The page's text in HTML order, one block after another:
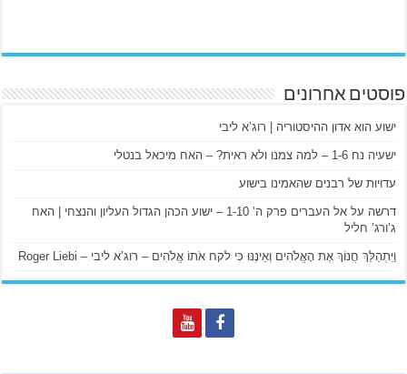
פוסטים אחרונים
ישוע הוא אדון ההיסטוריה | רוג’א ליבי
ישעיה נח 1-6 – למה צמנו ולא ראית? – האח מיכאל בנטלי
עדויות של רבנים שהאמינו בישוע
דרשה על אל העברים פרק ה’ 1-10 – ישוע הכהן הגדול העליון והנצחי | האח
ג’ורג’ חליל
וַיִּתְהַלֵּךְ חֲנוֹךְ אֶת הָאֱלֹהִים וְאֵינֶנּוּ כִּי לקח אֹתוֹ אֱלֹהִים – רוג’א ליבי – Roger Liebi